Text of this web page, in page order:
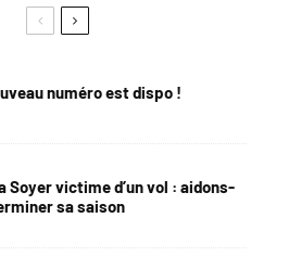
numéro est dispo !
Soyer victime d’un vol : aidons-
sa saison